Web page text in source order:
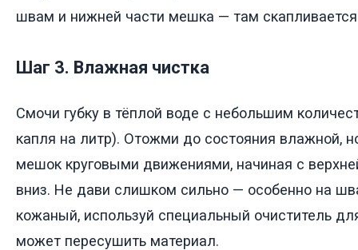
швам и нижней части мешка — там скапливается
Шаг 3. Влажная чистка
Смочи губку в тёплой воде с небольшим
капля на литр). Отожми до состояния влажной,
мешок круговыми движениями, начиная с
вниз. Не дави слишком сильно — особенно на
кожаный, используй специальный очиститель
может пересушить материал.